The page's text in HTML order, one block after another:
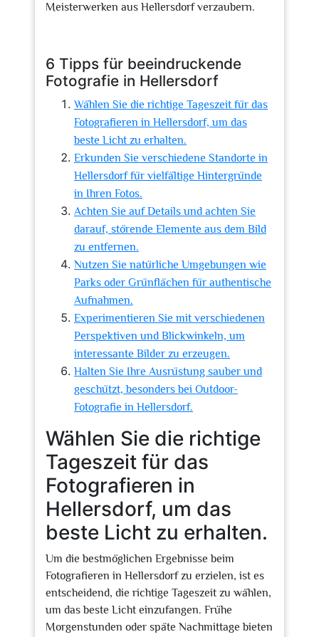
Meisterwerken aus Hellersdorf verzaubern.
6 Tipps für beeindruckende
Fotografie in Hellersdorf
Wählen Sie die richtige Tageszeit für das
Fotografieren in Hellersdorf, um das
beste Licht zu erhalten.
Erkunden Sie verschiedene Standorte in
Hellersdorf für vielfältige Hintergründe
in Ihren Fotos.
Achten Sie auf Details und achten Sie
darauf, störende Elemente aus dem Bild
zu entfernen.
Nutzen Sie natürliche Umgebungen wie
Parks oder Grünflächen für authentische
Aufnahmen.
Experimentieren Sie mit verschiedenen
Perspektiven und Blickwinkeln, um
interessante Bilder zu erzeugen.
Halten Sie Ihre Ausrüstung sauber und
geschützt, besonders bei Outdoor-
Fotografie in Hellersdorf.
Wählen Sie die richtige
Tageszeit für das
Fotografieren in
Hellersdorf, um das
beste Licht zu erhalten.
Um die bestmöglichen Ergebnisse beim
Fotografieren in Hellersdorf zu erzielen, ist es
entscheidend, die richtige Tageszeit zu wählen,
um das beste Licht einzufangen. Frühe
Morgenstunden oder späte Nachmittage bieten